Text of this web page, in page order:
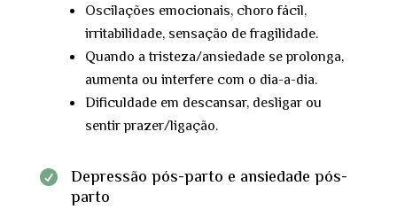
Oscilações emocionais, choro fácil,
irritabilidade, sensação de fragilidade.
Quando a tristeza/ansiedade se prolonga,
aumenta ou interfere com o dia-a-dia.
Dificuldade em descansar, desligar ou
sentir prazer/ligação.

Depressão pós-parto e ansiedade pós-
parto